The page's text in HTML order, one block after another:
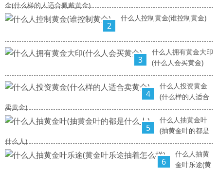
金(什么样的人适合佩戴黄金)
2
什么人控制黄金(谁控制黄金)
3
什么人拥有黄金大印
(什么人会买黄金)
4
什么人投资黄金
(什么样的人适合
卖黄金)
5
什么人抽黄金叶
(抽黄金叶的都是
什么人)
6
什么人抽黄
金叶乐途(黄